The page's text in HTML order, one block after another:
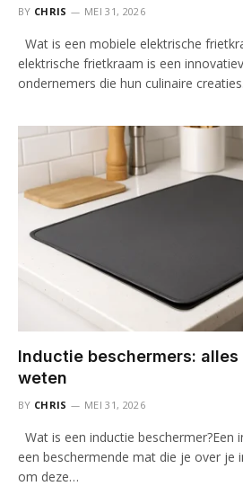
BY CHRIS MEI 31, 2026
Wat is een mobiele elektrische
elektrische frietkraam is een
ondernemers die hun culinaire
Inductie beschermers:
weten
BY CHRIS MEI 31, 2026
Wat is een inductie beschermer?Een
een beschermende mat die je over je
om deze…